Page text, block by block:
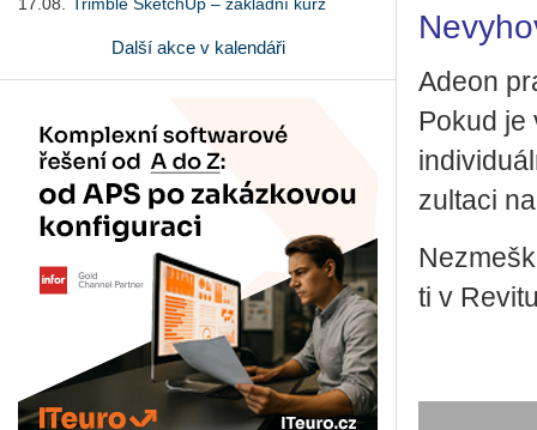
Další akce v kalendáři
Adeon
Pokud je
zul­ta­ci
ti v